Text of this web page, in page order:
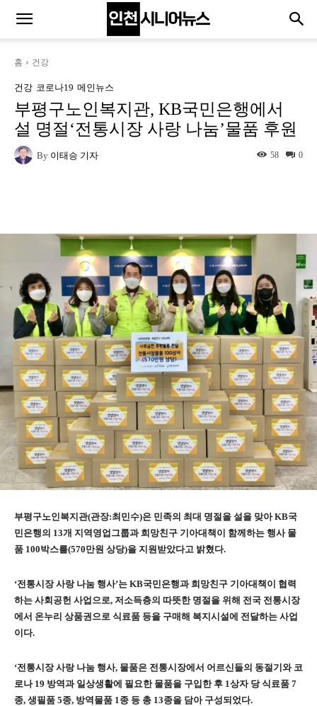
홈 건강
건강 코로나19 메인뉴스
부평구노인복지관, KB국민은행에서
설 명절‘전통시장 사랑 나눔’물품 후원
By 이태승 기자 0
58
부평구노인복지관(관장:최민수)은 민족의 최대 명절을 설을 맞아KB국
민은행의 13개 지역영업그룹과 희망친구 기아대책이 함께하는 행사 물
품 100박스를(570만원 상당)을 지원받았다고 밝혔다.
‘전통시장 사랑 나눔 행사’는 KB국민은행과 희망친구 기아대책이 협력
하는 사회공헌 사업으로, 저소득층의 따뜻한 명절을 위해 전국 전통시장
에서 온누리 상품권으로 식료품 등을 구매해 복지시설에 전달하는 사업
이다.
‘전통시장 사랑 나눔 행사, 물품은 전통시장에서 어르신들의 동절기와 코
로나 19 방역과 일상생활에 필요한 물품을 구입한 후 1상자 당 식료품 7
종, 생필품 5종, 방역물품 1 종 등 총 13종을 담아 구성되었다.